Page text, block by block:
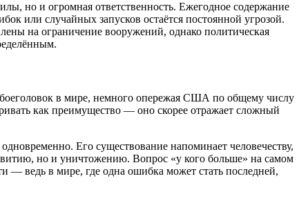
но и огромная ответственность. Ежегодное содержание
или случайных запусков остаётся постоянной угрозой.
на ограничение вооружений, однако политическая
в мире, немного опережая США по общему числу
как преимущество — оно скорее отражает сложный
Его существование напоминает человечеству,
но и уничтожению. Вопрос «у кого больше» на самом
— ведь в мире, где одна ошибка может стать последней,